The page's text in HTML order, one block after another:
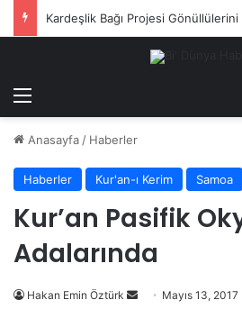
Kardeşlik Bağı Projesi Gönüllülerini
Menü
Anasayfa / Haberler
Haberler Kur'an-ı Kerim Samoa
Kur’an Pasifik
Adalarında
Hakan Emin Öztürk
Bir
Mayıs 13, 2017